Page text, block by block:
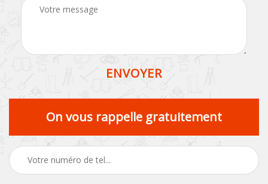
On vous rappelle gratuitement